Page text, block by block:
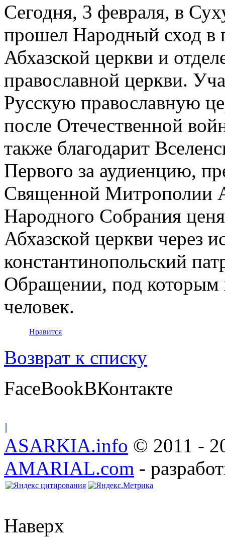
Сегодня, 3 февраля, в
прошел Народный сход в
Абхазской церкви и
православной церкви.
Русскую православную
после Отечественной
также благодарит
Первого за аудиенцию,
Священной Митрополии
Народного Собрания
Абхазской церкви через
константинопольский
Обращении, под которым
человек.
Нравится
Возврат к списку
FaceBookВКонтакте
ASARKIA.info © 2011 -
AMARIAL.com -
Наверх